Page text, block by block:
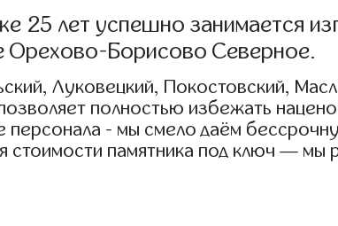
25 лет успешно занимается
Орехово-Борисово Северное.
Луковецкий, Покостовский,
полностью избежать
- мы смело даём
стоимости памятника под ключ —